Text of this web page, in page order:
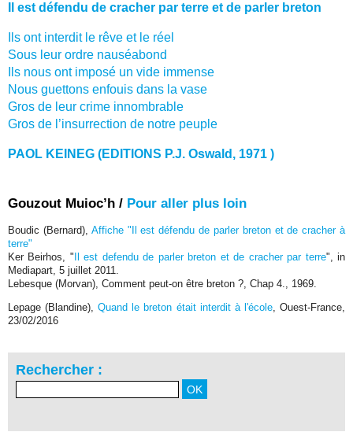
Il est défendu de cracher par terre et de parler breton
Ils ont interdit le rêve et le réel
Sous leur ordre nauséabond
Ils nous ont imposé un vide immense
Nous guettons enfouis dans la vase
Gros de leur crime innombrable
Gros de l’insurrection de notre peuple
PAOL KEINEG (EDITIONS P.J. Oswald, 1971 )
Gouzout Muioc’h / Pour aller plus loin
Boudic (Bernard), Affiche "Il est défendu de parler breton et de cracher à
terre"
Ker Beirhos, " Il est defendu de parler breton et de cracher par terre", in
Mediapart, 5 juillet 2011.
Lebesque (Morvan), Comment peut-on être breton ?, Chap 4., 1969.
Lepage (Blandine),Quand le breton était interdit à l'école, Ouest-France,
23/02/2016
Rechercher :